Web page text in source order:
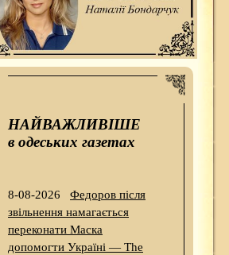
НАЙВАЖЛИВІШЕ
в одеських газетах
8-08-2026
Федоров після
звільнення намагається
переконати Маска
допомогти Україні — The